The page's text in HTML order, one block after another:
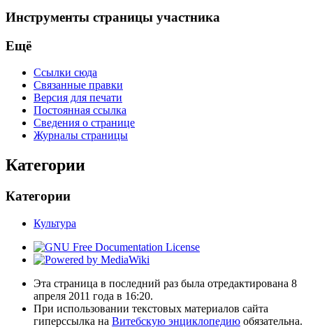
Инструменты страницы участника
Ещё
Ссылки сюда
Связанные правки
Версия для печати
Постоянная ссылка
Сведения о странице
Журналы страницы
Категории
Категории
Культура
Эта страница в последний раз была отредактирована 8
апреля 2011 года в 16:20.
При использовании текстовых материалов сайта
гиперссылка на Витебскую энциклопедию обязательна.